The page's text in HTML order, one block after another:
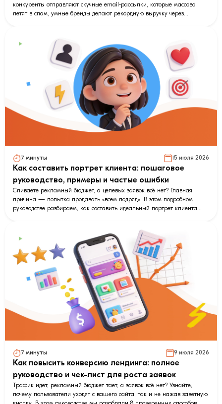
конкуренты отправляют скучные email-рассылки, которые массово
летят в спам, умные бренды делают рекордную выручку через
секретов чат-ботов до аналитики и возврата брошенных корзин.
Внутри — готовые идеи заголовков, разбор типичных ошибок и
пошаговый чек-лист внедрения. Узнайте, как пробить «баннерную
слепоту» и кратно увеличить продажи!
7 минуты 15 июля 2026
Как составить портрет клиента: пошаговое
руководство, примеры и частые ошибки
Сливаете рекламный бюджет, а целевых заявок всё нет? Главная
причина — попытка продавать «всем подряд». В этом подробном
руководстве разбираем, как составить идеальный портрет клиента
(5W, JTBD) и реальные примеры для B2B и B2C. Узнайте, как перестать
действовать вслепую и начать автоматически собирать данные,
сегментировать аудиторию и закрывать сделки с помощью умных чат-
ботов LeadConverter!
7 минуты 9 июля 2026
Как повысить конверсию лендинга: полное
руководство и чек-лист для роста заявок
Трафик идет, рекламный бюджет тает, а заявок всё нет? Узнайте,
почему пользователи уходят с вашего сайта, так и не нажав заветную